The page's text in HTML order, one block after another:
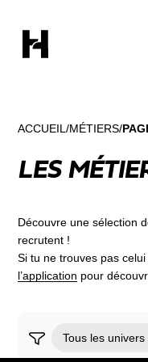
ACCUEIL MÉTIERS
LES
Découvre une sélection
recrutent !
Si tu ne trouves pas
l’application pour